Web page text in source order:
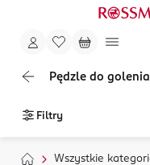
Pędzle do golenia
Filtry
Wszystkie